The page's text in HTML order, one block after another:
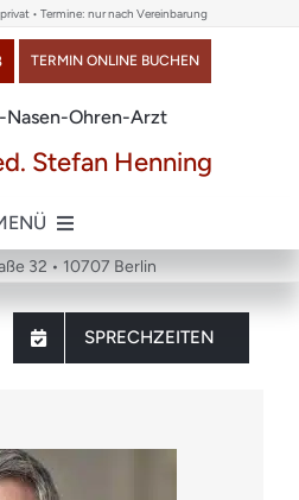
• Termine: nur nach Vereinbarung
Nasen-Ohren-Arzt
TERMIN ONLINE BUCHEN
Stefan Henning
SPRECHZEITEN
32 • 10707 Berlin